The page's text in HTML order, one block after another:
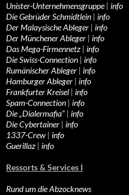
Unister-Unternehmensgruppe| info
Die Gebrüder Schmidtlein | info
Der Malaysische Ableger | info
Der Münchener Ableger | info
Das Mega-Firmennetz | info
Die Swiss-Connection | info
Rumänischer Ableger | info
Hamburger Ableger | info
Frankfurter Kreisel | info
Spam-Connection | info
Die „Dialermafia“ | info
Die Cybertainer | info
1337-Crew | info
Guerillaz | info
Ressorts & Services I
Rund um die Abzocknews